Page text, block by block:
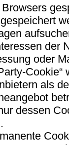
der
oder
Cookie“
als
dessen